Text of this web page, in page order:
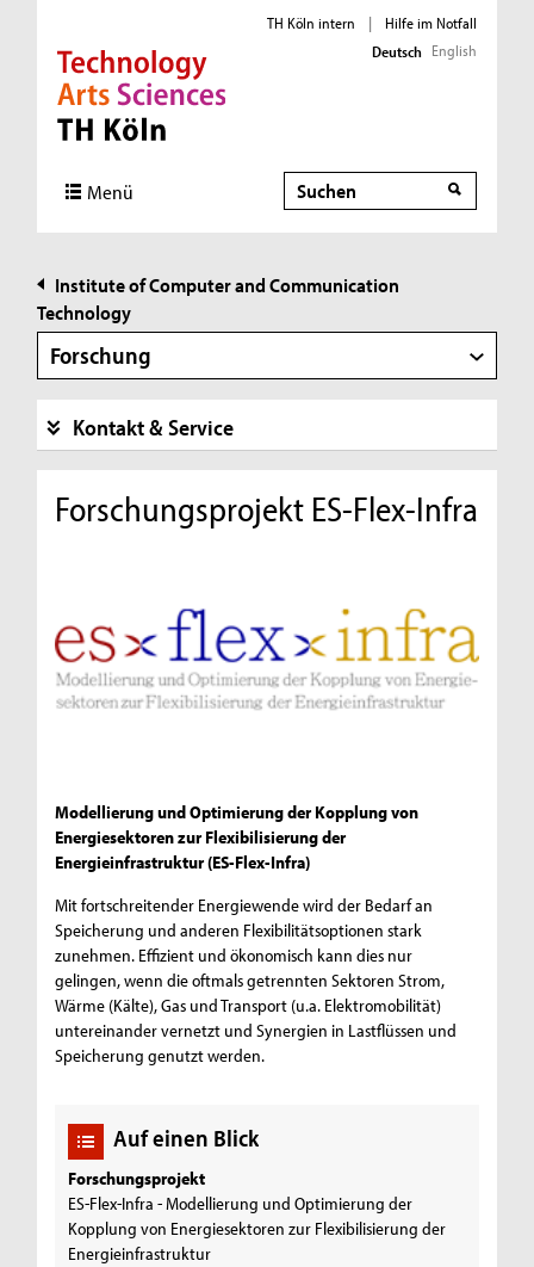
Direkt zur Hauptnavigation
Direkt zur Subnavigation
Direkt zum Inhalt
Direkt zum Fußbereich
TH Köln intern |
Hilfe im Notfall
Deutsch English
Menü Suche
Suche
Institute of Computer and Communication
Technology
Forschung
Kontakt & Service
Forschungsprojekt ES-Flex-Infra
Modellierung und Optimierung der Kopplung von
Energiesektoren zur Flexibilisierung der
Energieinfrastruktur (ES-Flex-Infra)
Mit fortschreitender Energiewende wird der Bedarf an
Speicherung und anderen Flexibilitätsoptionen stark
zunehmen. Effizient und ökonomisch kann dies nur
gelingen, wenn die oftmals getrennten Sektoren Strom,
Wärme (Kälte), Gas und Transport (u.a. Elektromobilität)
untereinander vernetzt und Synergien in Lastflüssen und
Speicherung genutzt werden.
Auf einen Blick
Forschungsprojekt
ES-Flex-Infra - Modellierung und Optimierung der
Kopplung von Energiesektoren zur Flexibilisierung der
Energieinfrastruktur